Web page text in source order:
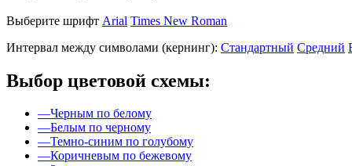
Выберите шрифт Arial Times New Roman
Интервал между символами (кернинг): Стандартный Средний
Выбор цветовой схемы:
—Черным по белому
—Белым по черному
—Темно-синим по голубому
—Коричневым по бежевому